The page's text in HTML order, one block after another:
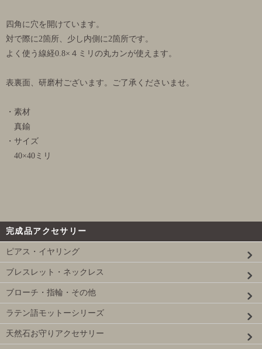
四角に穴を開けています。
対で際に2箇所、少し内側に2箇所です。
よく使う線経0.8×４ミリの丸カンが使えます。
表裏面、研磨村ございます。ご了承くださいませ。
・素材
真鍮
・サイズ
40×40ミリ
完成品アクセサリー
ピアス・イヤリング
ブレスレット・ネックレス
ブローチ・指輪・その他
ラテン語モットーシリーズ
天然石お守りアクセサリー